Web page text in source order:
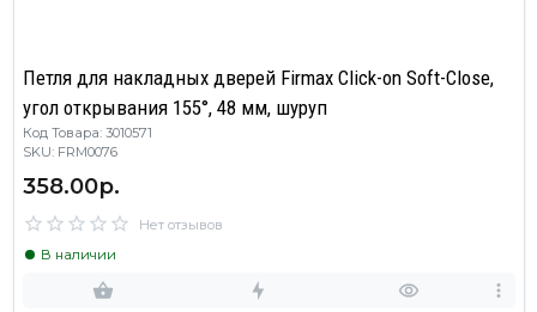
Петля для накладных дверей Firmax Click-on Soft-Close,
угол открывания 155°, 48 мм, шуруп
Код Товара: 3010571
SKU: FRM0076
358.00р.
Нет отзывов
В наличии